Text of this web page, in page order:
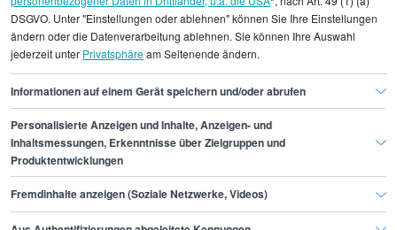
Gehaltsinformationen
Vertrieb und Verkauf
Vertriebsleiter/in Automotive
Vertriebsleiter/in Automotive Dresden
Finde den Job,
der zu dir passt.
DSGVO. Unter "Einstellungen oder ablehnen" können Sie Ihre Einstellungen
ändern oder die Datenverarbeitung ablehnen. Sie können Ihre Auswahl
jederzeit unter Privatsphäream Seitenende ändern.
Informationen auf einem Gerät speichern und/oder abrufen
Personalisierte Anzeigen und Inhalte, Anzeigen- und
Inhaltsmessungen, Erkenntnisse über Zielgruppen und
Produktentwicklungen
Fremdinhalte anzeigen (Soziale Netzwerke, Videos)